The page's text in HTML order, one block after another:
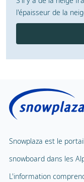
l'épaisseur de la
Snowplaza est le
snowboard dans les
L'information